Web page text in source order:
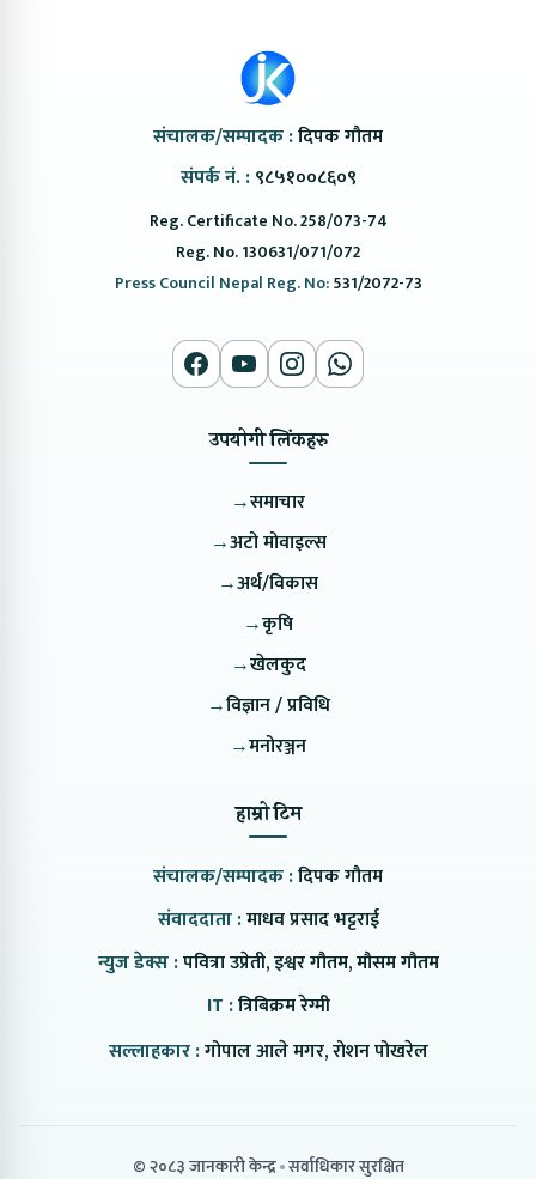
संचालक/सम्पादक :दिपक गौतम
संपर्क नं. : ९८५१००८६०९
Reg. Certificate No. 258/073-74
Reg. No. 130631/071/072
Press Council Nepal Reg. No:531/2072-73
उपयोगी लिंकहरु
→समाचार
→अटो मोवाइल्स
→अर्थ/विकास
→कृषि
→खेलकुद
→विज्ञान / प्रविधि
→मनोरञ्जन
हाम्रो टिम
संचालक/सम्पादक :दिपक गौतम
संवाददाता :माधव प्रसाद भट्टराई
न्युज डेक्स :पवित्रा उप्रेती, इश्वर गौतम, मौसम गौतम
IT :त्रिबिक्रम रेग्मी
सल्लाहकार :गोपाल आले मगर, रोशन पोखरेल
© २०८३ जानकारी केन्द्र सर्वाधिकार सुरक्षित